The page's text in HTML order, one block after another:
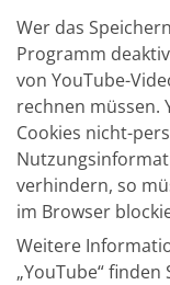
Wer das
Programm
von YouTube-
rechnen müssen.
Cookies nicht-
verhindern, so
im Browser
Weitere
„YouTube“